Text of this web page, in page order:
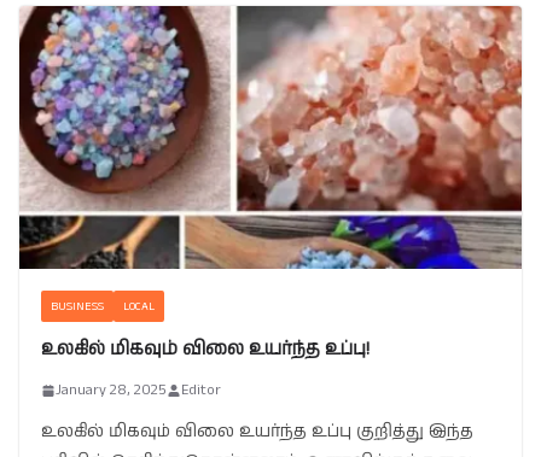
BUSINESS LOCAL
உலகில் மிகவும் விலை உயர்ந்த உப்பு!
January 28, 2025 Editor
உலகில் மிகவும் விலை உயர்ந்த உப்பு குறித்து இந்த